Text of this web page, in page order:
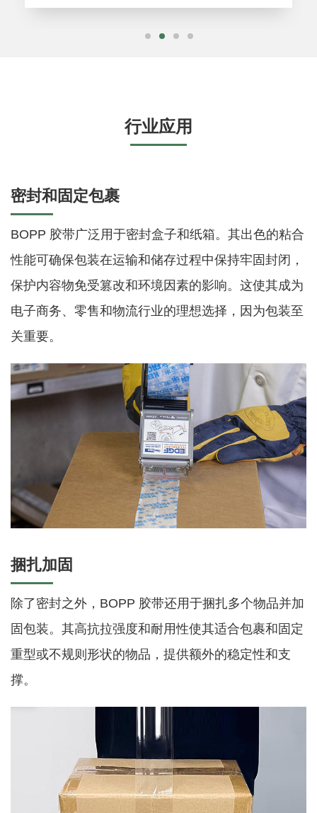
行业应用
密封和固定包裹
BOPP 胶带广泛用于密封盒子和纸箱。其出色的粘合
性能可确保包装在运输和储存过程中保持牢固封闭，
保护内容物免受篡改和环境因素的影响。这使其成为
电子商务、零售和物流行业的理想选择，因为包装至
关重要。
捆扎加固
除了密封之外，BOPP 胶带还用于捆扎多个物品并加
固包装。其高抗拉强度和耐用性使其适合包裹和固定
重型或不规则形状的物品，提供额外的稳定性和支
撑。